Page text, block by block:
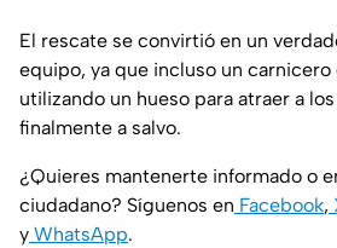
El rescate se convirtió en un
equipo, ya que incluso un carnicero
utilizando un hueso para atraer a
finalmente a salvo.
¿Quieres mantenerte informado o
ciudadano? Síguenos en Facebook,
y WhatsApp.